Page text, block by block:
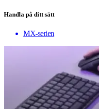
Handla på ditt sätt
MX-serien